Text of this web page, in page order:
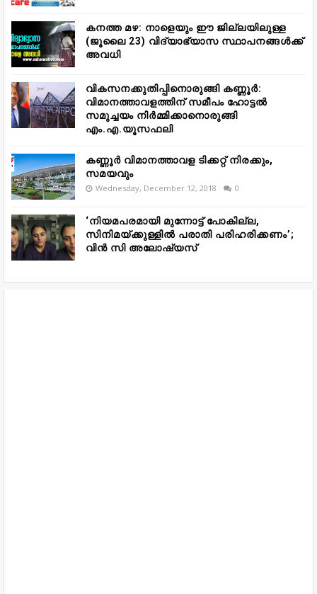
കനത്ത മഴ: നാളെയും ഈ ജില്ലയിലുള്ള
(ജൂലൈ 23) വിദ്യാഭ്യാസ സ്ഥാപനങ്ങൾക്ക്
അവധി
വികസനക്കുതിപ്പിനൊരുങ്ങി കണ്ണൂർ:
വിമാനത്താവളത്തിന് സമീപം ഹോട്ടൽ
സമുച്ചയം നിർമ്മിക്കാനൊരുങ്ങി
എം.എ.യൂസഫലി
കണ്ണൂർ വിമാനത്താവള ടിക്കറ്റ് നിരക്കും,
സമയവും
Wednesday, December 12, 2018 0
‘നിയമപരമായി മുന്നോട്ട് പോകില്ല,
സിനിമയ്ക്കുള്ളിൽ പരാതി പരിഹരിക്കണം’;
വിൻ സി അലോഷ്യസ്